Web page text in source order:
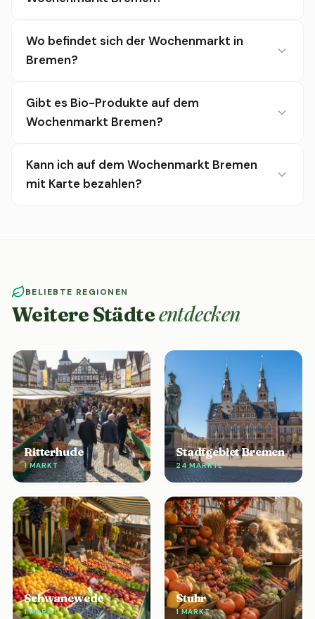
Wo befindet sich der Wochenmarkt in
Bremen?
Gibt es Bio-Produkte auf dem
Wochenmarkt Bremen?
Kann ich auf dem Wochenmarkt Bremen
mit Karte bezahlen?
BELIEBTE REGIONEN
Weitere Städteentdecken
Ritterhude
1 MARKT
Stadtgebiet Bremen
24 MÄRKTE
Schwanewede
1 MARKT
Stuhr
1 MARKT